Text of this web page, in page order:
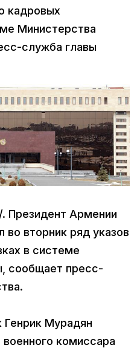
кадровых
Министерства
служба главы
Президент Армении
вторник ряд указов
в системе
сообщает пресс-
Генрик Мурадян
комиссара